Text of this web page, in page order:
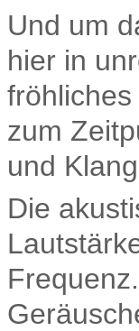
Und um
hier in
fröhliches
zum
und
Die